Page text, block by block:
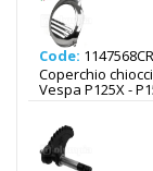
Code: 1147568CR
Coperchio
Vespa P125X -